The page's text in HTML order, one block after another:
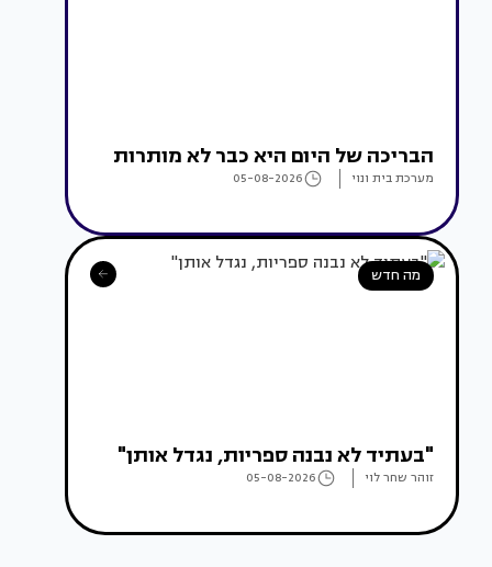
הבריכה של היום היא כבר לא מותרות
מערכת בית ונוי 05-08-2026
מה חדש
"בעתיד לא נבנה ספריות, נגדל אותן"
זוהר שחר לוי 05-08-2026